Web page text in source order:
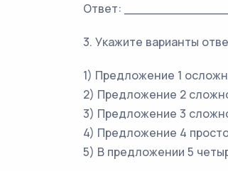
Ответ:
3. Укажите варианты
1) Предложение 1
2) Предложение 2
3) Предложение 3
4) Предложение 4
5) В предложении 5